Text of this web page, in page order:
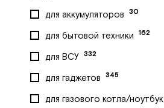
для аккумуляторов 30
для бытовой техники 162
для ВСУ 332
для гаджетов 345
для газового котла/ноутбук